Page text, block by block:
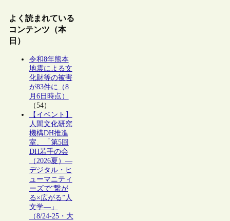
よく読まれている
コンテンツ（本
日）
令和8年熊本
地震による文
化財等の被害
が83件に（8
月6日時点）
（54）
【イベント】
人間文化研究
機構DH推進
室、「第5回
DH若手の会
（2026夏）―
デジタル・ヒ
ューマニティ
ーズで“繋が
る×広がる”人
文学―」
（8/24-25・大